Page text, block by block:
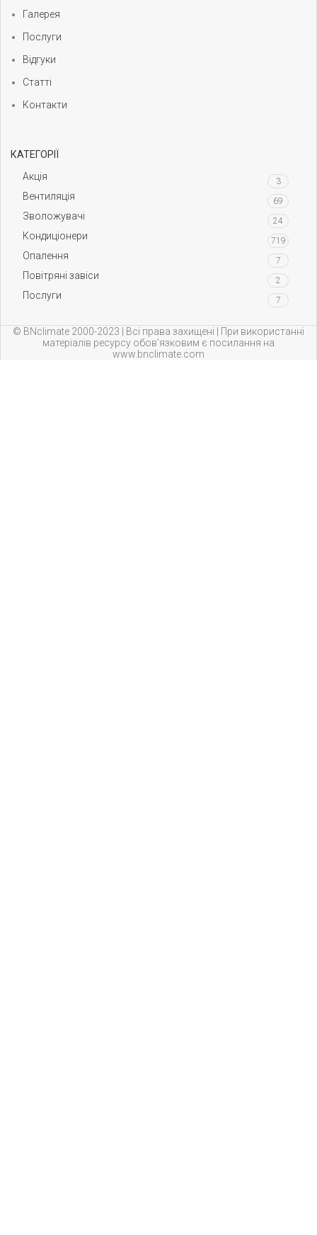
Галерея
Послуги
Відгуки
Статті
Контакти
КАТЕГОРІЇ
Акція
3
Вентиляція 69
Зволожувачі 24
Кондиціонери 719
Опалення 7
Повітряні завіси 2
Послуги 7
© BNclimate 2000-2023 | Всі права захищені | При використанні
матеріалів ресурсу обов'язковим є посилання на
www.bnclimate.com